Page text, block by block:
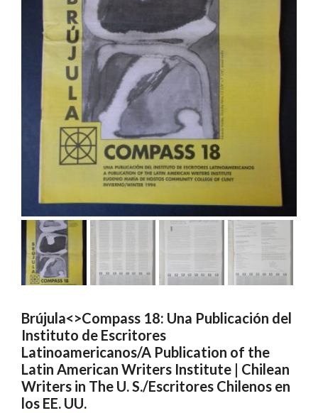
Brújula<>Compass 18: Una Publicación del
Instituto de Escritores
Latinoamericanos/A Publication of the
Latin American Writers Institute | Chilean
Writers in The U. S./Escritores Chilenos en
los EE. UU.